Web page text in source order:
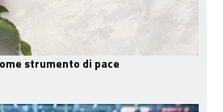
strumento di pace